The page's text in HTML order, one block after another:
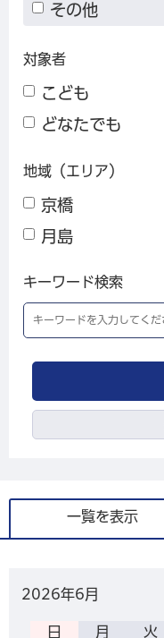
その他
対象者
こども
どなたでも
地域（エリア）
京橋
月島
キーワード検索
一覧を表示
2026年6月
日 月 火